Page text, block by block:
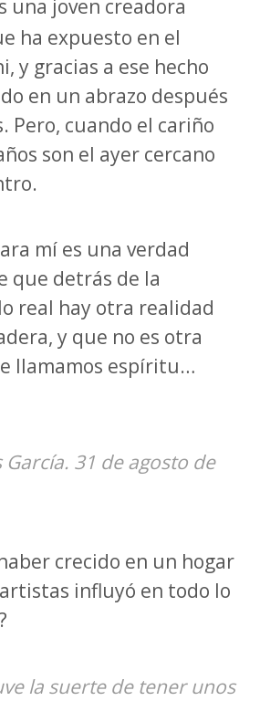
una joven creadora
ha expuesto en el
y gracias a ese hecho
en un abrazo después
Pero, cuando el cariño
son el ayer cercano
mí es una verdad
que detrás de la
real hay otra realidad
y que no es otra
llamamos espíritu…
31 de agosto de
crecido en un hogar
influyó en todo lo
la suerte de tener unos